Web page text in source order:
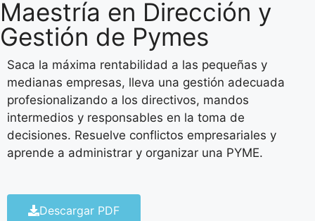
Maestría en Dirección y
Gestión de Pymes
Saca la máxima rentabilidad a las pequeñas y
medianas empresas, lleva una gestión adecuada
profesionalizando a los directivos, mandos
intermedios y responsables en la toma de
decisiones. Resuelve conflictos empresariales y
aprende a administrar y organizar una PYME.
Descargar PDF